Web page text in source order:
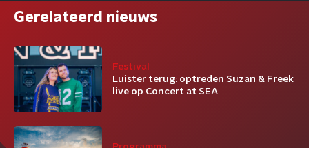
Gerelateerd nieuws
Festival
Luister terug: optreden Suzan & Freek
live op Concert at SEA